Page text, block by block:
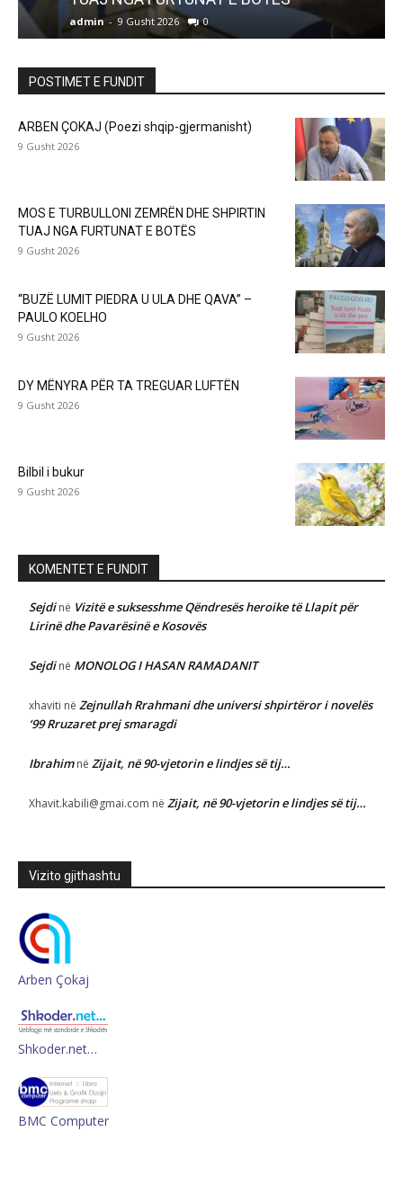
admin - 9 Gusht 2026 0
POSTIMET E FUNDIT
ARBEN ÇOKAJ (Poezi shqip-gjermanisht)
9 Gusht 2026
MOS E TURBULLONI ZEMRËN DHE SHPIRTIN
TUAJ NGA FURTUNAT E BOTËS
9 Gusht 2026
“BUZË LUMIT PIEDRA U ULA DHE QAVA” –
PAULO KOELHO
9 Gusht 2026
DY MËNYRA PËR TA TREGUAR LUFTËN
9 Gusht 2026
Bilbil i bukur
9 Gusht 2026
KOMENTET E FUNDIT
Sejdinë Vizitë e suksesshme Qëndresës heroike të Llapit për
Lirinë dhe Pavarësinë e Kosovës
Sejdinë MONOLOG I HASAN RAMADANIT
xhaviti në Zejnullah Rrahmani dhe universi shpirtëror i novelës
‘99 Rruzaret prej smaragdi
Ibrahimnë Zijait, në 90-vjetorin e lindjes së tij…
Xhavit.kabili@gmai.com në Zijait, në 90-vjetorin e lindjes së tij…
Vizito gjithashtu
Arben Çokaj
Shkoder.net…
BMC Computer